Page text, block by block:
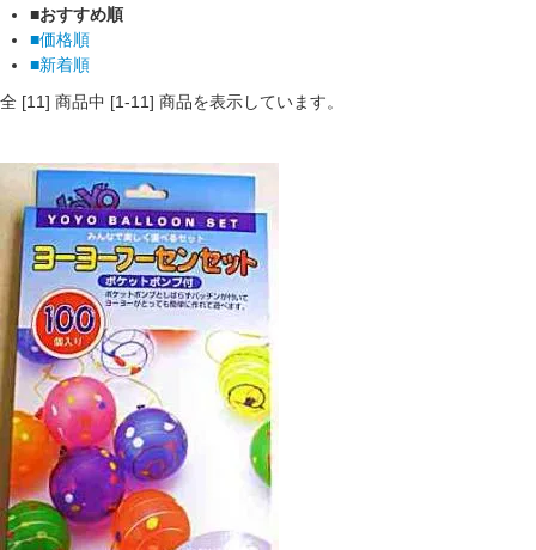
■おすすめ順
■価格順
■新着順
全 [11] 商品中 [1-11] 商品を表示しています。